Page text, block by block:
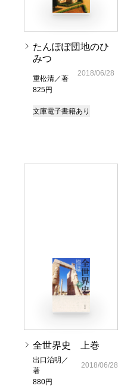
たんぽぽ団地のひ
みつ
重松清／著
825円
2018/06/28
文庫電子書籍あり
全世界史 上巻
出口治明／
著
880円
2018/06/28